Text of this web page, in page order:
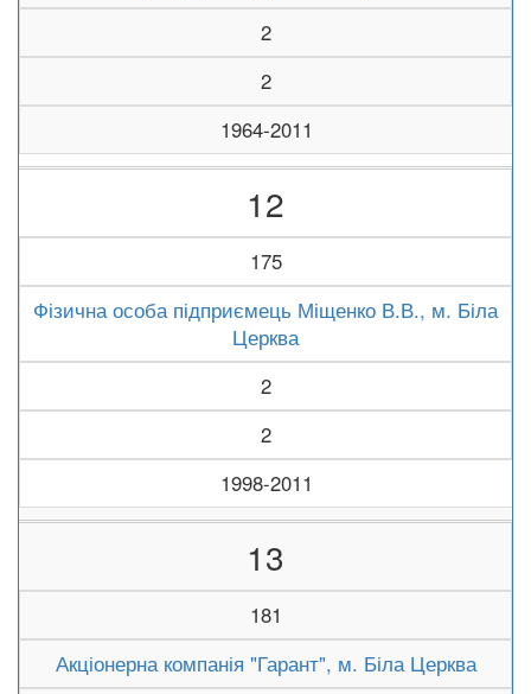
2
2
1964-2011
12
175
Фізична особа підприємець Міщенко В.В., м. Біла
Церква
2
2
1998-2011
13
181
Акціонерна компанія "Гарант", м. Біла Церква